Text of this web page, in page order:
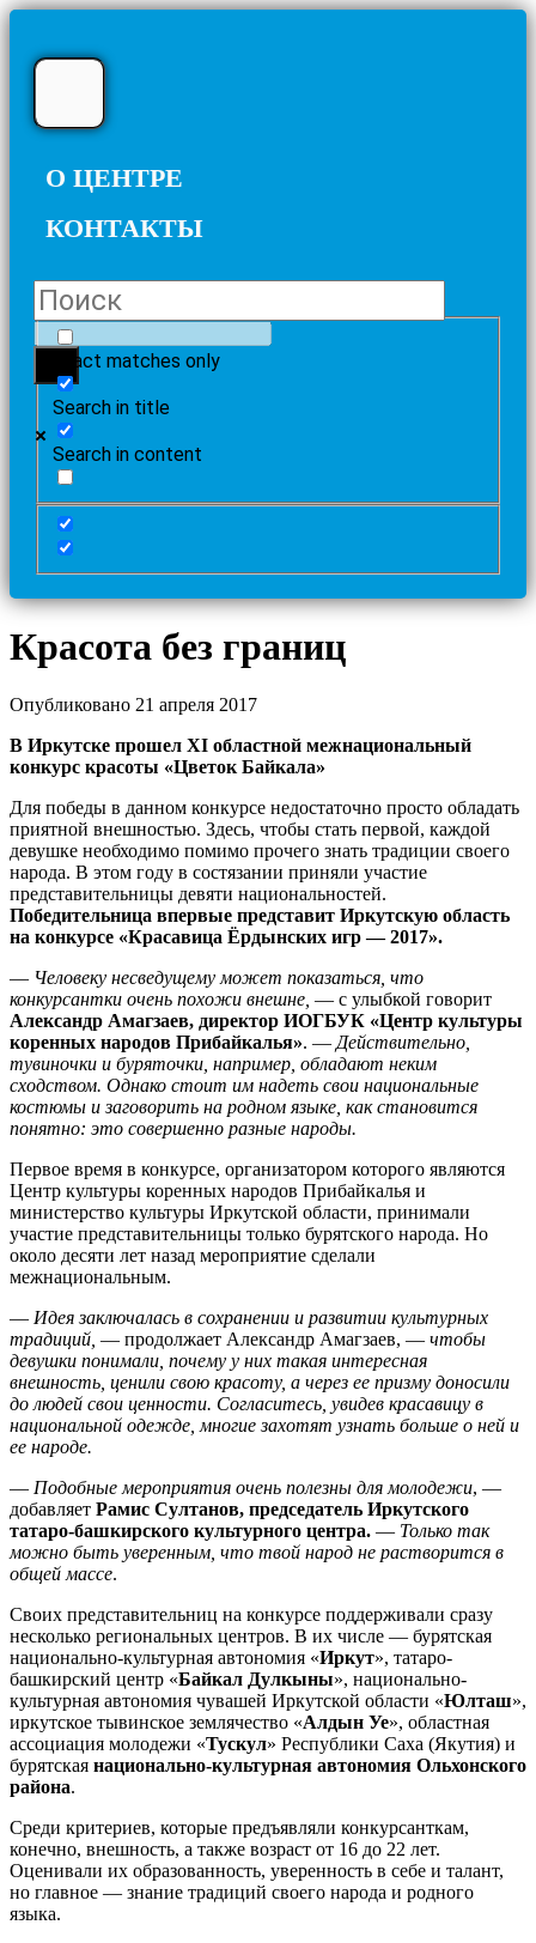
О ЦЕНТРЕ
КОНТАКТЫ
Exact matches only
Search in title
Search in content
Красота без границ
Опубликовано 21 апреля 2017
В Иркутске прошел XI областной межнациональный
конкурс красоты «Цветок Байкала»
Для победы в данном конкурсе недостаточно просто обладать
приятной внешностью. Здесь, чтобы стать первой, каждой
девушке необходимо помимо прочего знать традиции своего
народа. В этом году в состязании приняли участие
представительницы девяти национальностей.
Победительница впервые представит Иркутскую область
на конкурсе «Красавица Ёрдынских игр — 2017».
— Человеку несведущему может показаться, что
конкурсантки очень похожи внешне, — с улыбкой говорит
Александр Амагзаев, директор ИОГБУК «Центр культуры
коренных народов Прибайкалья». — Действительно,
тувиночки и буряточки, например, обладают неким
сходством. Однако стоит им надеть свои национальные
костюмы и заговорить на родном языке, как становится
понятно: это совершенно разные народы.
Первое время в конкурсе, организатором которого являются
Центр культуры коренных народов Прибайкалья и
министерство культуры Иркутской области, принимали
участие представительницы только бурятского народа. Но
около десяти лет назад мероприятие сделали
межнациональным.
— Идея заключалась в сохранении и развитии культурных
традиций, — продолжает Александр Амагзаев, — чтобы
девушки понимали, почему у них такая интересная
внешность, ценили свою красоту, а через ее призму доносили
до людей свои ценности. Согласитесь, увидев красавицу в
национальной одежде, многие захотят узнать больше о ней и
ее народе.
— Подобные мероприятия очень полезны для молодежи, —
добавляет Рамис Султанов, председатель Иркутского
татаро-башкирского культурного центра. — Только так
можно быть уверенным, что твой народ не растворится в
общей массе.
Своих представительниц на конкурсе поддерживали сразу
несколько региональных центров. В их числе — бурятская
национально-культурная автономия «Иркут», татаро-
башкирский центр «Байкал Дулкыны», национально-
культурная автономия чувашей Иркутской области «Юлташ»,
иркутское тывинское землячество «Алдын Уе», областная
ассоциация молодежи «Тускул» Республики Саха (Якутия) и
бурятская национально-культурная автономия Ольхонского
района.
Среди критериев, которые предъявляли конкурсанткам,
конечно, внешность, а также возраст от 16 до 22 лет.
Оценивали их образованность, уверенность в себе и талант,
но главное — знание традиций своего народа и родного
языка.